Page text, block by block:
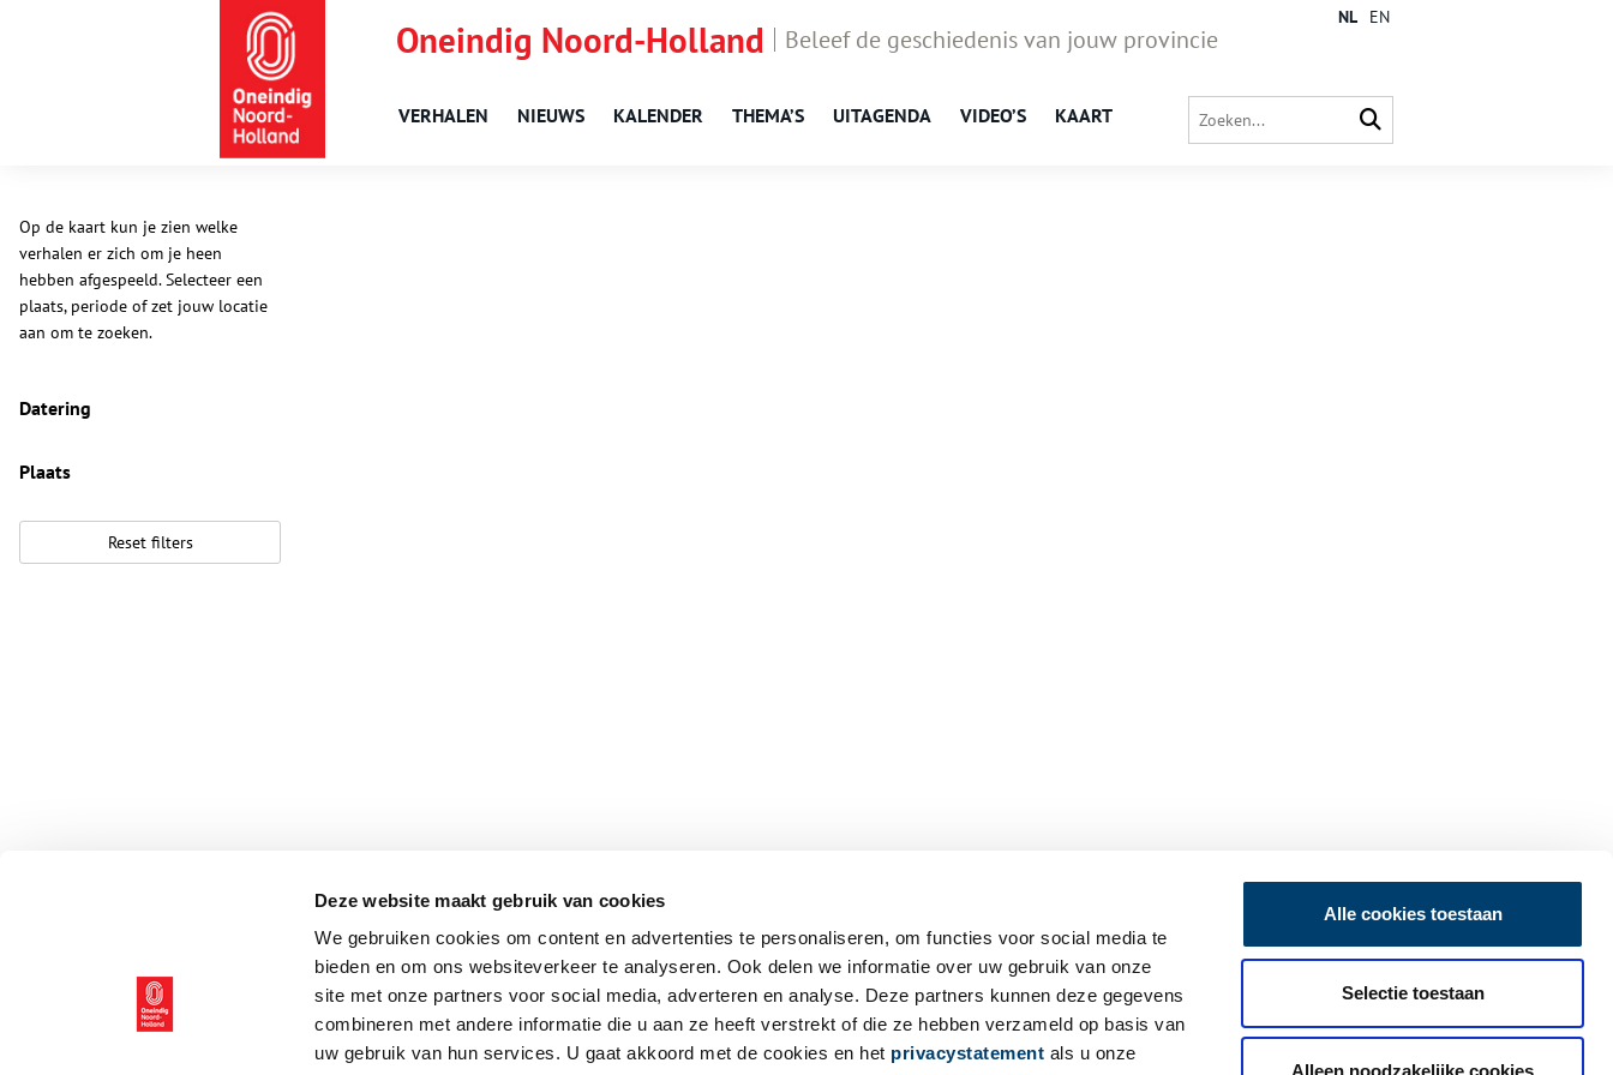
Deze website maakt gebruik van cookies
We gebruiken cookies om content en advertenties te personaliseren, om functies voor social media te
bieden en om ons websiteverkeer te analyseren. Ook delen we informatie over uw gebruik van onze
site met onze partners voor social media, adverteren en analyse. Deze partners kunnen deze gegevens
combineren met andere informatie die u aan ze heeft verstrekt of die ze hebben verzameld op basis van
uw gebruik van hun services. U gaat akkoord met de cookies en het privacystatement als u onze
Alle cookies toestaan
Selectie toestaan
Alleen noodzakelijke cookies
Oneindig Noord-Holland Beleef de geschiedenis van jouw provincie
VERHALEN NIEUWS KALENDER THEMA’S UITAGENDA VIDEO’S KAART
NL EN
Op de kaart kun je zien welke
verhalen er zich om je heen
hebben afgespeeld. Selecteer een
plaats, periode of zet jouw locatie
aan om te zoeken.
Datering
Plaats
Reset filters